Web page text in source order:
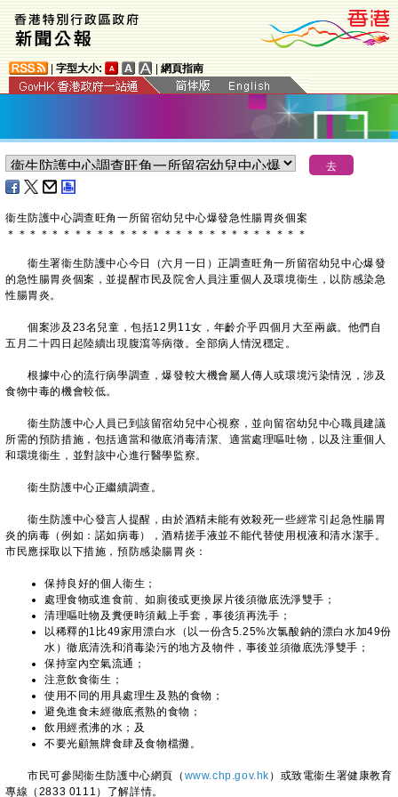
字型大小: 網頁指南
衞生防護中心調查旺角一所留宿幼兒中心爆發急性腸胃炎個案
＊ ＊ ＊ ＊ ＊ ＊ ＊ ＊ ＊ ＊ ＊ ＊ ＊ ＊ ＊ ＊ ＊ ＊ ＊ ＊ ＊ ＊ ＊ ＊ ＊ ＊ ＊
衞生署衞生防護中心今日（六月一日）正調查旺角一所留宿幼兒中心爆發
的急性腸胃炎個案，並提醒市民及院舍人員注重個人及環境衞生，以防感染急
性腸胃炎。
個案涉及23名兒童，包括12男11女，年齡介乎四個月大至兩歲。他們自
五月二十四日起陸續出現腹瀉等病徵。全部病人情況穩定。
根據中心的流行病學調查，爆發較大機會屬人傳人或環境污染情況，涉及
食物中毒的機會較低。
衞生防護中心人員已到該留宿幼兒中心視察，並向留宿幼兒中心職員建議
所需的預防措施，包括適當和徹底消毒清潔、適當處理嘔吐物，以及注重個人
和環境衞生，並對該中心進行醫學監察。
衞生防護中心正繼續調查。
衞生防護中心發言人提醒，由於酒精未能有效殺死一些經常引起急性腸胃
炎的病毒（例如：諾如病毒），酒精搓手液並不能代替使用梘液和清水潔手。
市民應採取以下措施，預防感染腸胃炎：
保持良好的個人衞生；
處理食物或進食前、如廁後或更換尿片後須徹底洗淨雙手；
清理嘔吐物及糞便時須戴上手套，事後須再洗手；
以稀釋的1比49家用漂白水（以一份含5.25%次氯酸鈉的漂白水加49份
水）徹底清洗和消毒染污的地方及物件，事後並須徹底洗淨雙手；
保持室內空氣流通；
注意飲食衞生；
使用不同的用具處理生及熟的食物；
避免進食未經徹底煮熟的食物；
飲用經煮沸的水；及
不要光顧無牌食肆及食物檔攤。
​市民可參閱衞生防護中心網頁（ www.chp.gov.hk ）或致電衞生署健康教育
專線（2833 0111）了解詳情。